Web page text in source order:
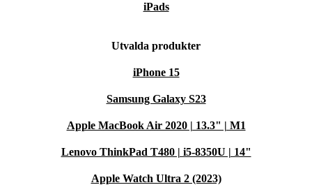
iPads
Utvalda produkter
iPhone 15
Samsung Galaxy S23
Apple MacBook Air 2020 | 13.3" | M1
Lenovo ThinkPad T480 | i5-8350U | 14"
Apple Watch Ultra 2 (2023)